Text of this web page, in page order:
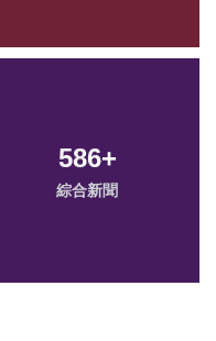
586+
綜合新聞